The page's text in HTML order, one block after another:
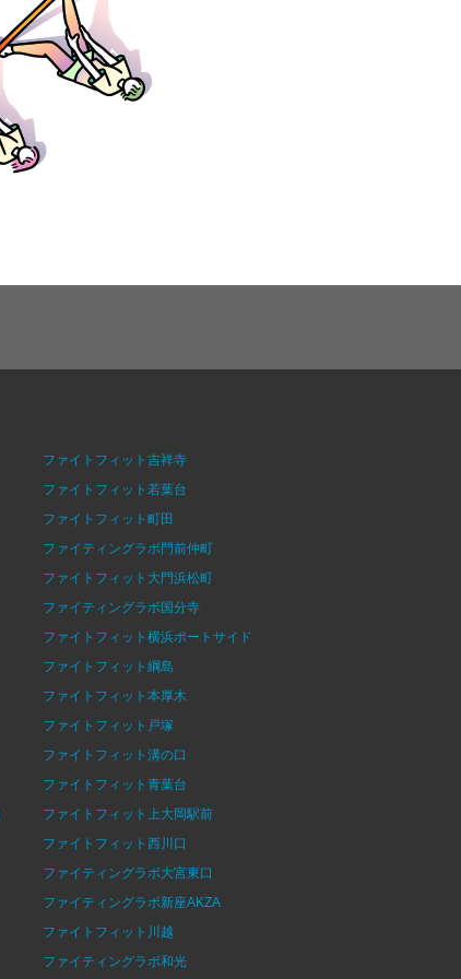
ファイトフィット吉祥寺
ファイトフィット若葉台
ファイトフィット町田
ファイティングラボ門前仲町
ファイトフィット大門浜松町
ファイティングラボ国分寺
ファイトフィット横浜ポートサイド
ファイトフィット綱島
ファイトフィット本厚木
ファイトフィット戸塚
ファイトフィット溝の口
ファイトフィット青葉台
ファイトフィット上大岡駅前
ファイトフィット西川口
ファイティングラボ大宮東口
ファイティングラボ新座AKZA
ファイトフィット川越
ファイティングラボ和光